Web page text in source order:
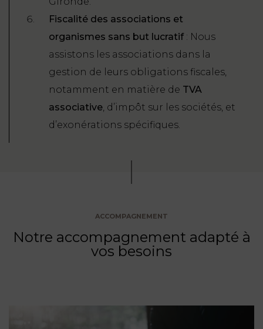
Fiscalité des associations et
organismes sans but lucratif : Nous
assistons les associations dans la
gestion de leurs obligations fiscales,
notamment en matière de TVA
associative, d’impôt sur les sociétés, et
d’exonérations spécifiques.
ACCOMPAGNEMENT
Notre accompagnement adapté à
vos besoins